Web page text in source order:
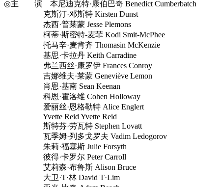
◎主 演 本尼迪克特·康伯巴奇 Benedict Cumberbatch
克斯汀·邓斯特 Kirsten Dunst
杰西·普莱蒙 Jesse Plemons
柯蒂·斯密特-麦菲 Kodi Smit-McPhee
托马辛·麦肯齐 Thomasin McKenzie
基思·卡拉丹 Keith Carradine
弗兰西丝·康罗伊 Frances Conroy
吉娜维夫·莱蒙 Geneviève Lemon
肖恩·基南 Sean Keenan
科恩·霍洛维 Cohen Holloway
爱丽丝·恩格勒特 Alice Englert
Yvette Reid Yvette Reid
斯特芬·劳瓦特 Stephen Lovatt
瓦季姆·列多戈罗夫 Vadim Ledogorov
朱莉·福塞斯 Julie Forsyth
彼得·卡罗尔 Peter Carroll
艾莉森·布鲁斯 Alison Bruce
大卫·T·林 David T·Lim